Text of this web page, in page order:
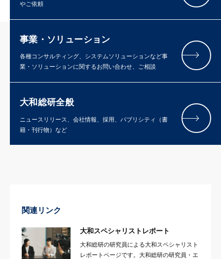
やご依頼
事業・ソリューション
各種コンサルティング、システムソリューションなど事
業・ソリューションに関するお問い合わせ、ご相談
大和総研全般
ニュースリリース、会社情報、採用、パブリシティ（書
籍・刊行物）など
関連リンク
大和スペシャリストレポート
大和総研の研究員による大和スペシャリスト
レポートページです。大和総研の研究員・エ